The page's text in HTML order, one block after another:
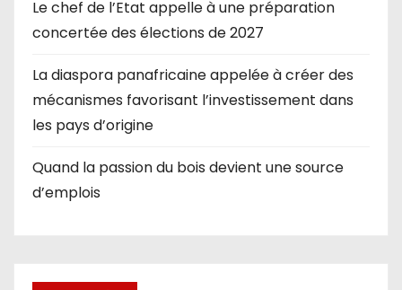
Le chef de l’Etat appelle à une préparation
concertée des élections de 2027
La diaspora panafricaine appelée à créer des
mécanismes favorisant l’investissement dans
les pays d’origine
Quand la passion du bois devient une source
d’emplois